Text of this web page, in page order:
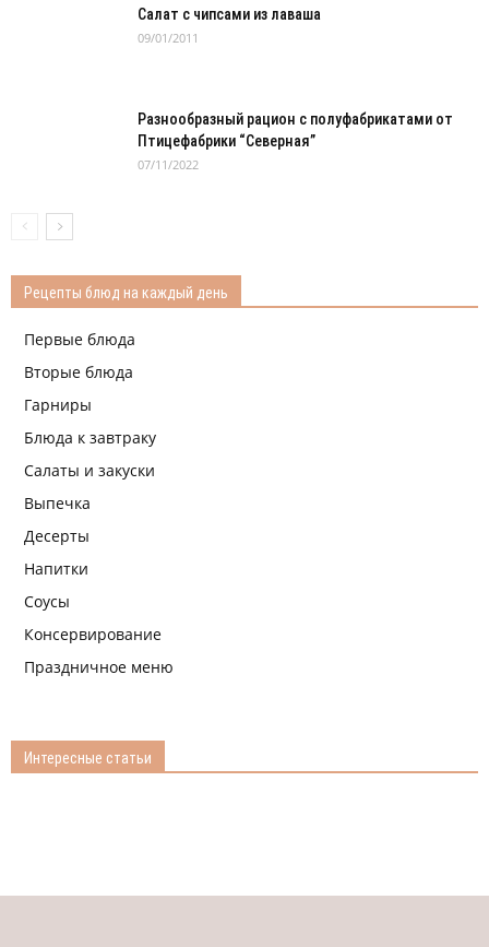
Салат с чипсами из лаваша
09/01/2011
Разнообразный рацион с полуфабрикатами от
Птицефабрики “Северная”
07/11/2022
Рецепты блюд на каждый день
Первые блюда
Вторые блюда
Гарниры
Блюда к завтраку
Салаты и закуски
Выпечка
Десерты
Напитки
Соусы
Консервирование
Праздничное меню
Интересные статьи